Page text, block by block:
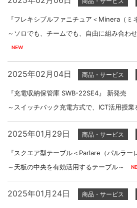
『フレキシブルファニチュア＜Minera（ミ
～ソロでも、チームでも、自由に組み合わ
2025年02月04日 商品・サービス
『充電収納保管庫 SWB-22SE4』 新発売
～スイッチバック充電方式で、ICT活用授業
2025年01月29日 商品・サービス
『スクエア型テーブル＜Parlare（パルラー
～天板の中央を有効活用するテーブル～
2025年01月24日 商品・サービス